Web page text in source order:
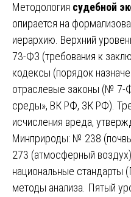
Методология судебной
опирается на
иерархию. Верхний
73-ФЗ (требования к
кодексы (порядок
отраслевые законы (№
среды», ВК РФ, ЗК РФ).
исчисления вреда,
Минприроды: № 238
273 (атмосферный
национальные стандарты
методы анализа. Пятый